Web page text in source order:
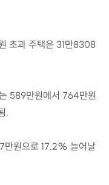
초과 주택은 31만8308
589만원에서 764만원
.
만원으로 17.2% 늘어날